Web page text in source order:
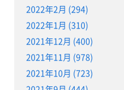
2022年2月 (294)
2022年1月 (310)
2021年12月 (400)
2021年11月 (978)
2021年10月 (723)